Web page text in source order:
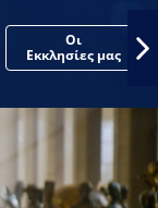
Οι
Εκκλησίες μας